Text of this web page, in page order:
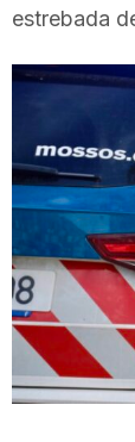
d
e
a
r
estrebada